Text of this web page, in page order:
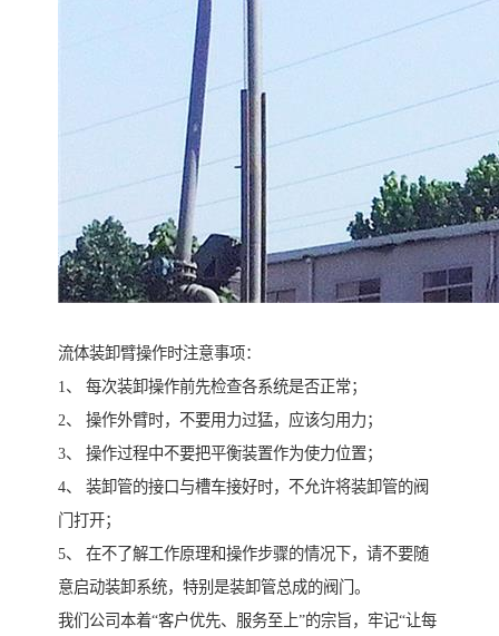
流体装卸臂操作时注意事项：
1、 每次装卸操作前先检查各系统是否正常；
2、 操作外臂时，不要用力过猛，应该匀用力；
3、 操作过程中不要把平衡装置作为使力位置；
4、 装卸管的接口与槽车接好时，不允许将装卸管的阀
门打开；
5、 在不了解工作原理和操作步骤的情况下，请不要随
意启动装卸系统，特别是装卸管总成的阀门。
我们公司本着“客户优先、服务至上”的宗旨，牢记“让每